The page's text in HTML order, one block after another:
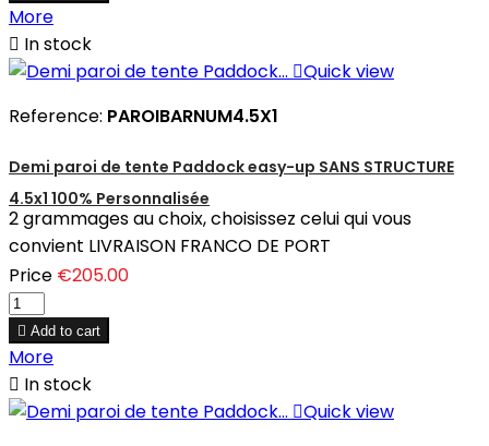
More
 In stock
Quick view
Reference: PAROIBARNUM4.5X1
Demi paroi de tente Paddock easy-up SANS STRUCTURE
4.5x1 100% Personnalisée
2 grammages au choix, choisissez celui qui vous
convient LIVRAISON FRANCO DE PORT
Price €205.00
 Add to cart
More
 In stock
Quick view